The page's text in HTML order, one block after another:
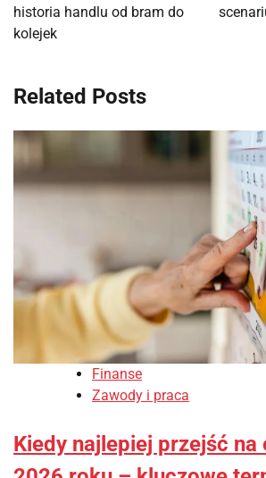
historia handlu od bram do
kolejek
Related Posts
Finanse
Zawody i praca
Kiedy najlepiej przejść na